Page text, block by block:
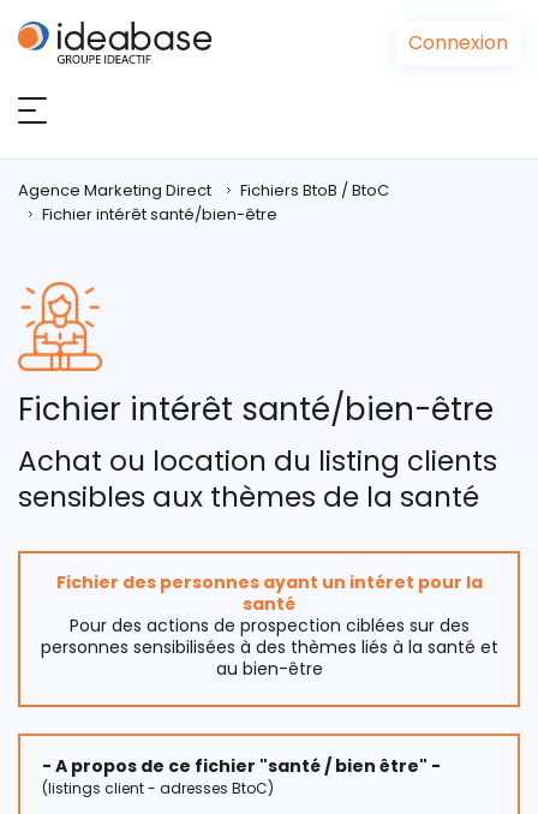
Connexion
Agence Marketing Direct
Fichiers BtoB / BtoC
Fichier intérêt santé/bien-être
Fichier intérêt santé/bien-être
Achat ou location du listing clients
sensibles aux thèmes de la santé
Fichier des personnes ayant un intéret pour la
santé
Pour des actions de prospection ciblées sur des
personnes sensibilisées à des thèmes liés à la santé et
au bien-être
- A propos de ce fichier "santé / bien être" -
(listings client - adresses BtoC)